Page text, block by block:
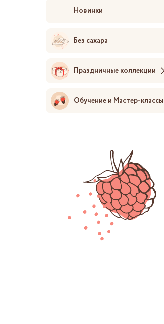
Новинки
Без сахара
Праздничные коллекции
Обучение и Мастер-классы